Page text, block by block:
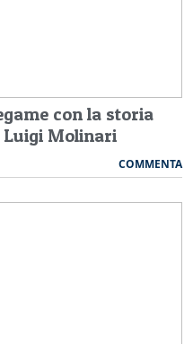
con la storia
Luigi Molinari
COMMENTA